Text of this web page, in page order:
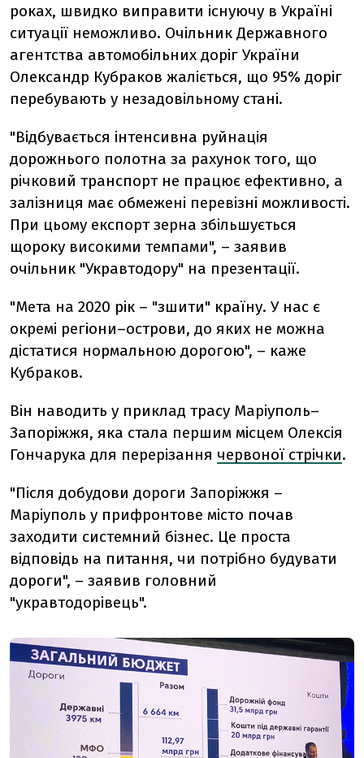
роках, швидко виправити існуючу в Україні
ситуації неможливо. Очільник Державного
агентства автомобільних доріг України
Олександр Кубраков жаліється, що 95% доріг
перебувають у незадовільному стані.
"Відбувається інтенсивна руйнація
дорожнього полотна за рахунок того, що
річковий транспорт не працює ефективно, а
залізниця має обмежені перевізні можливості.
При цьому експорт зерна збільшується
щороку високими темпами", – заявив
очільник "Укравтодору" на презентації.
"Мета на 2020 рік – "зшити" країну. У нас є
окремі регіони–острови, до яких не можна
дістатися нормальною дорогою", – каже
Кубраков.
Він наводить у приклад трасу Маріуполь–
Запоріжжя, яка стала першим місцем Олексія
Гончарука для перерізання червоної стрічки.
"Після добудови дороги Запоріжжя –
Маріуполь у прифронтове місто почав
заходити системний бізнес. Це проста
відповідь на питання, чи потрібно будувати
дороги", – заявив головний
"укравтодорівець".